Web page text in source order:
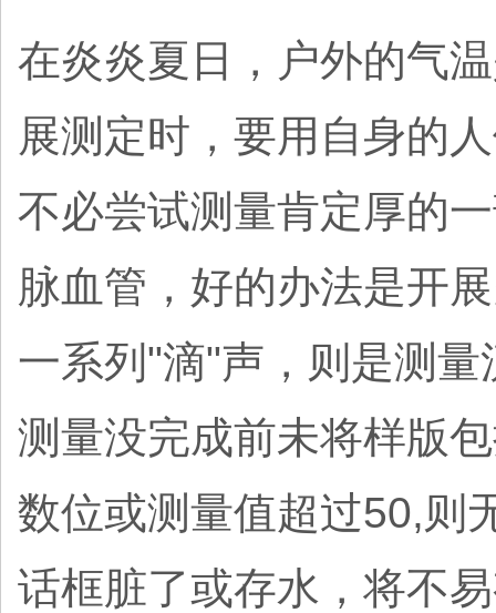
在炎炎夏日，户外的气
展测定时，要用自身的
不必尝试测量肯定厚的
脉血管，好的办法是开
一系列"滴"声，则是测
测量没完成前未将样版
数位或测量值超过50,则
话框脏了或存水，将不